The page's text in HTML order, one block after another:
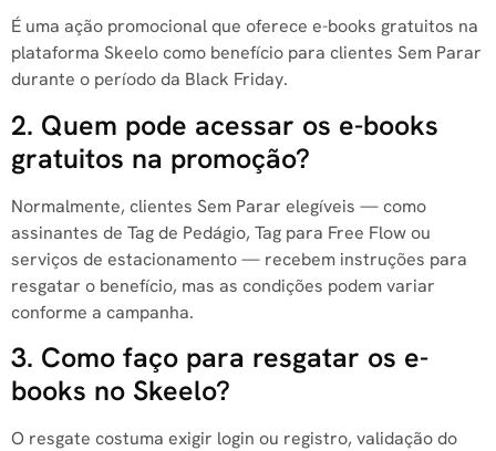
É uma ação promocional que oferece e-books gratuitos na
plataforma Skeelo como benefício para clientes Sem Parar
durante o período da Black Friday.
2. Quem pode acessar os e-books
gratuitos na promoção?
Normalmente, clientes Sem Parar elegíveis — como
assinantes de Tag de Pedágio, Tag para Free Flow ou
serviços de estacionamento — recebem instruções para
resgatar o benefício, mas as condições podem variar
conforme a campanha.
3. Como faço para resgatar os e-
books no Skeelo?
O resgate costuma exigir login ou registro, validação do